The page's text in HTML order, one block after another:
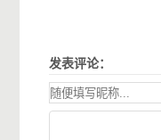
发表评论：